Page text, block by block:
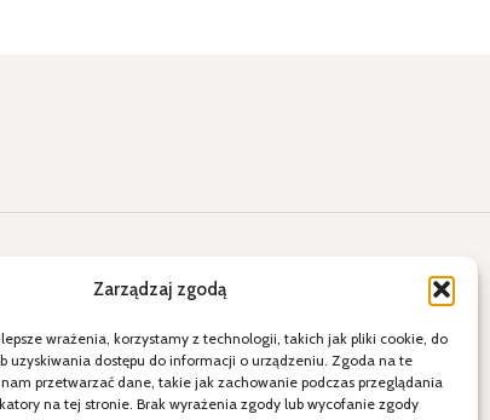
Zarządzaj zgodą
wrażenia, korzystamy z technologii, takich jak pliki cookie, do
uzyskiwania dostępu do informacji o urządzeniu. Zgoda na te
przetwarzać dane, takie jak zachowanie podczas przeglądania
na tej stronie. Brak wyrażenia zgody lub wycofanie zgody
Kontakt
E-mail: a2.sklepihurtownia@vp.pl
Telefon: 538 678 797
21-080 Garbów ul. Krakowskie